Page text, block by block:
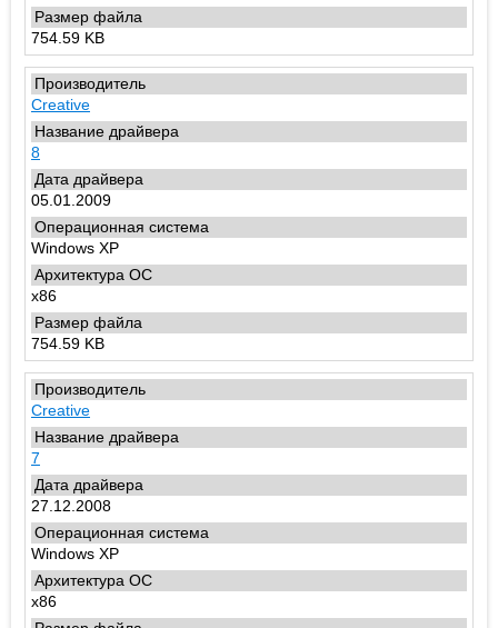
754.59 KB
Creative
8
05.01.2009
Windows XP
x86
754.59 KB
Creative
7
27.12.2008
Windows XP
x86